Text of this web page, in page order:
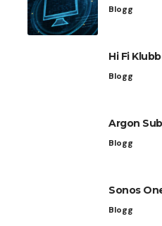
Blogg
Hi Fi
Blogg
Argon
Blogg
Sonos
Blogg